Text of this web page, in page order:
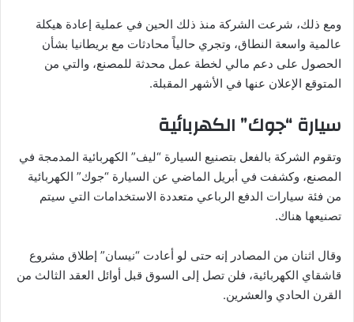
ومع ذلك، شرعت الشركة منذ ذلك الحين في عملية إعادة هيكلة
عالمية واسعة النطاق، وتجري حالياً محادثات مع بريطانيا بشأن
الحصول على دعم مالي لخطة عمل محدثة للمصنع، والتي من
المتوقع الإعلان عنها في الأشهر المقبلة.
سيارة “جوك” الكهربائية
وتقوم الشركة بالفعل بتصنيع السيارة “ليف” الكهربائية المدمجة في
المصنع، وكشفت في أبريل الماضي عن السيارة “جوك” الكهربائية
من فئة سيارات الدفع الرباعي متعددة الاستخدامات التي سيتم
تصنيعها هناك.
وقال اثنان من المصادر إنه حتى لو أعادت “نيسان” إطلاق مشروع
قاشقاي الكهربائية، فلن تصل إلى السوق قبل أوائل العقد الثالث من
القرن الحادي والعشرين.